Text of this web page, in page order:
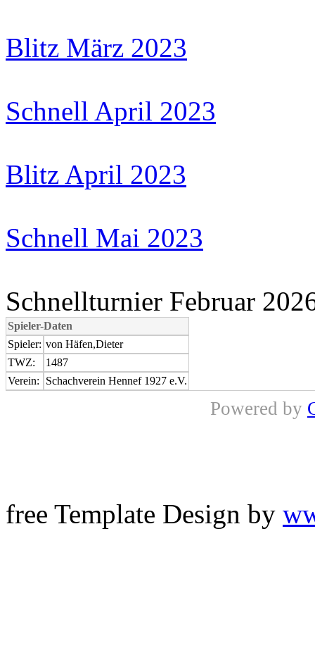
Blitz März 2023
Schnell April 2023
Blitz April 2023
Schnell Mai 2023
Schnellturnier Februar
Spieler-Daten
Spieler: von Häfen,Dieter
TWZ:
1487
Verein:
Schachverein Hennef 1927 e.V.
Powered by
free Template Design by